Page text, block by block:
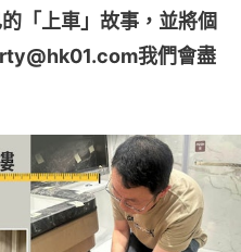
「上車」故事，並將個
我們會盡